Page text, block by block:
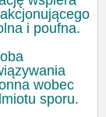
i poufna.
wobec
sporu.